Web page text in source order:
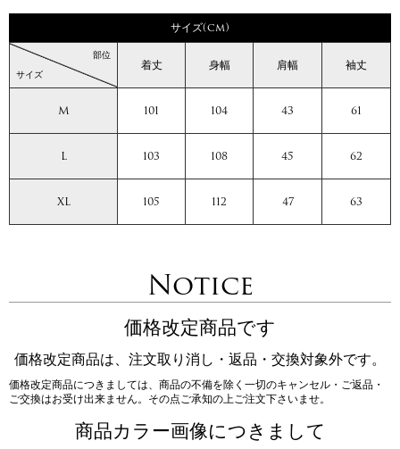
サイズ(cm)
サイズ
部位
着丈 身幅 肩幅 袖丈
M 101 104 43 61
L 103 108 45 62
XL 105 112 47 63
Notice
価格改定商品です
価格改定商品は、注文取り消し・返品・交換対象外です。
価格改定商品につきましては、商品の不備を除く一切のキャンセル・ご返品・
ご交換はお受け出来ません。その点ご承知の上ご注文下さいませ。
商品カラー画像につきまして